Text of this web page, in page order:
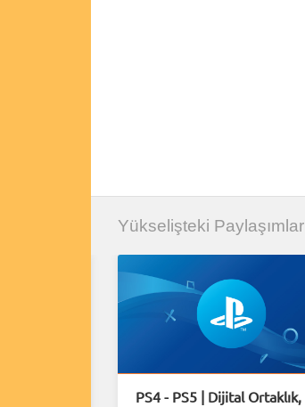
Yükselişteki Paylaşımlar
PS4 - PS5 | Dijital Ortaklık,